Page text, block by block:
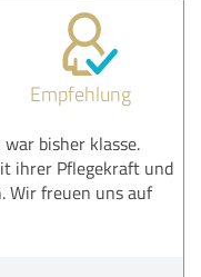
Empfehlung
bisher klasse.
ihrer Pflegekraft und
Wir freuen uns auf